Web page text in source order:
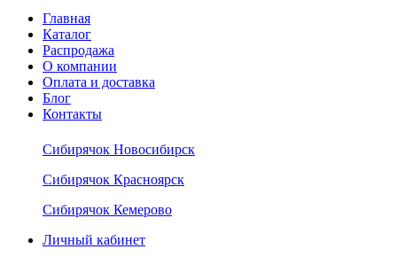
Главная
Каталог
Распродажа
О компании
Оплата и доставка
Блог
Контакты
Сибирячок Новосибирск
Сибирячок Красноярск
Сибирячок Кемерово
Личный кабинет